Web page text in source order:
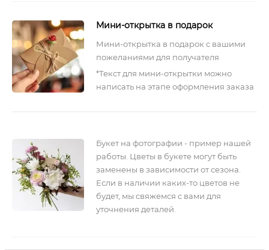
Мини-открытка в подарок
Мини-открытка в подарок с вашими
пожеланиями для получателя
*Текст для мини-открытки можно
написать на этапе оформления заказа
Букет на фотографии - пример нашей
работы. Цветы в букете могут быть
заменены в зависимости от сезона.
Если в наличии каких-то цветов не
будет, мы свяжемся с вами для
уточнения деталей.